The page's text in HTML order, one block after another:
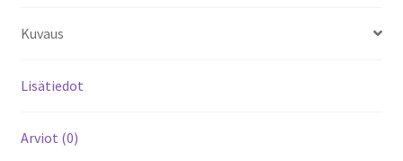
Kuvaus
Lisätiedot
Arviot (0)